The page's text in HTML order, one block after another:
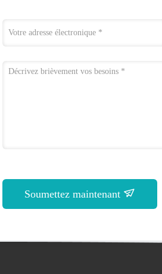
Soumettez maintenant